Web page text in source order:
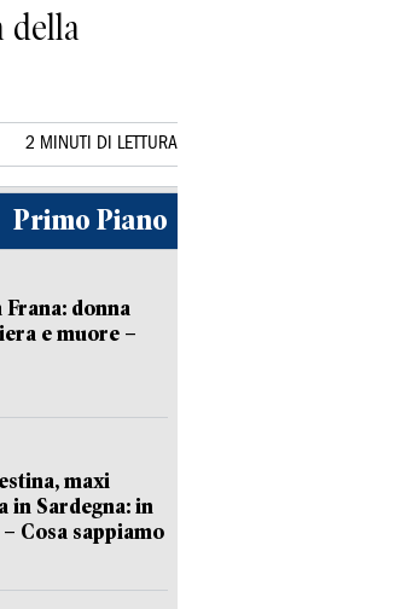
della
2 MINUTI DI LETTURA
Primo Piano
Frana: donna
e muore –
maxi
in Sardegna: in
Cosa sappiamo